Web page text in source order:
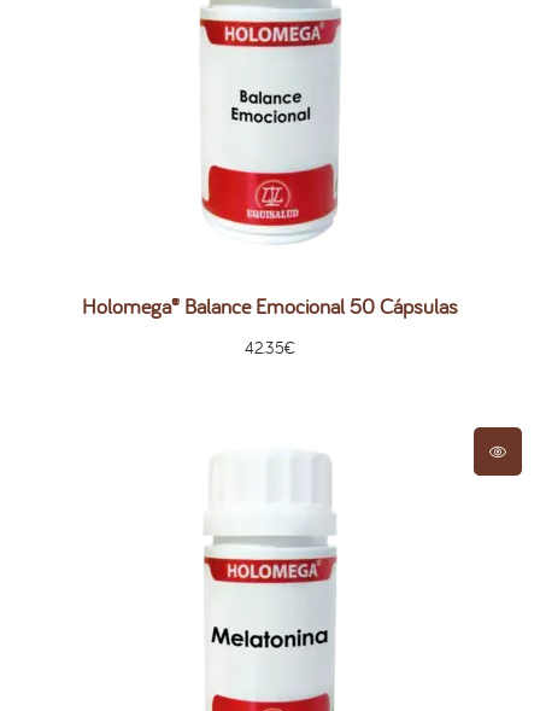
Holomega® Balance Emocional 50 Cápsulas
42.35€